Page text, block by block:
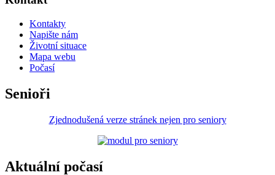
Kontakty
Napište nám
Životní situace
Mapa webu
Počasí
Senioři
Zjednodušená verze stránek nejen pro seniory
Aktuální počasí